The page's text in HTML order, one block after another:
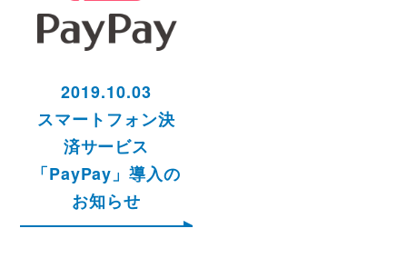
2019.10.03
スマートフォン決
済サービス
「PayPay」導入の
お知らせ